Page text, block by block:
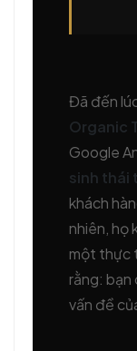
Đã đến
Organic
Google
sinh thái
khách
nhiên, họ
một thực
rằng: bạn
vấn đề